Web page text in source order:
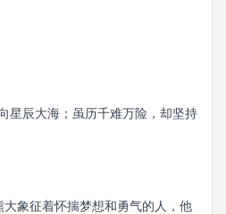
星辰大海；虽历千难万险，却坚持
象征着怀揣梦想和勇气的人，他